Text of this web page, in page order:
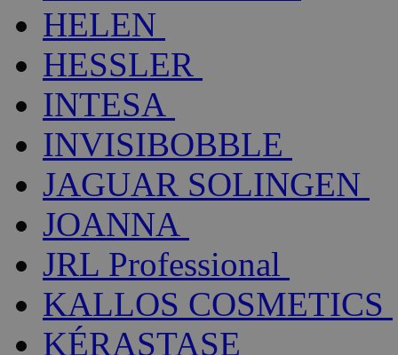
HELEN
HESSLER
INTESA
INVISIBOBBLE
JAGUAR SOLINGEN
JOANNA
JRL Professional
KALLOS COSMETICS
KÉRASTASE